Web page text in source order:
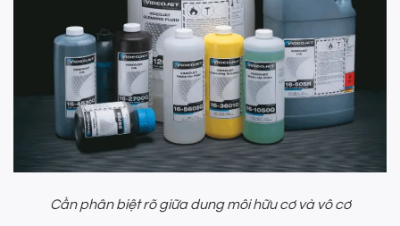
Cần phân biệt rõ giữa dung môi hữu cơ và vô cơ